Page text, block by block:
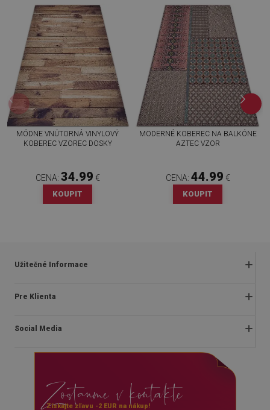
MÓDNE VNÚTORNÁ VINYLOVÝ
KOBEREC VZOREC DOSKY
CENA: 34.99 €
KOUPIT
MODERNÉ KOBEREC NA BALKÓNE
AZTEC VZOR
CENA: 44.99 €
KOUPIT
Užitečné Informace
Obchodné podmienky
Často kladené otázky
Pre Klienta
O nás
Social Media
instagram
youtube
Zostanme v kontakte
Získajte zľavu -2 EUR na nákup!